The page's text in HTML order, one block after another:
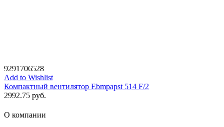
9291706528
Add to Wishlist
Компактный вентилятор Ebmpapst 514 F/2
2992.75 руб.
О компании